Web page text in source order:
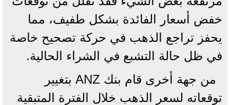
خفض أسعار الفائدة بشكل طفيف، مما
يحفز تراجع الذهب في حركة تصحيح خاصة
في ظل حالة التشبع في الشراء الحالية.
من جهة أخرى قام بنك ANZ بتغيير
توقعاته لسعر الذهب خلال الفترة المتبقية